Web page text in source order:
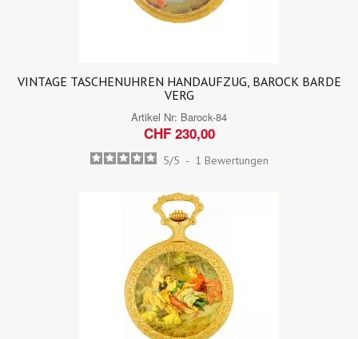
VINTAGE TASCHENUHREN HANDAUFZUG, BAROCK BARDE
VERG
Artikel Nr: Barock-84
CHF 230,00
5/5 - 1 Bewertungen